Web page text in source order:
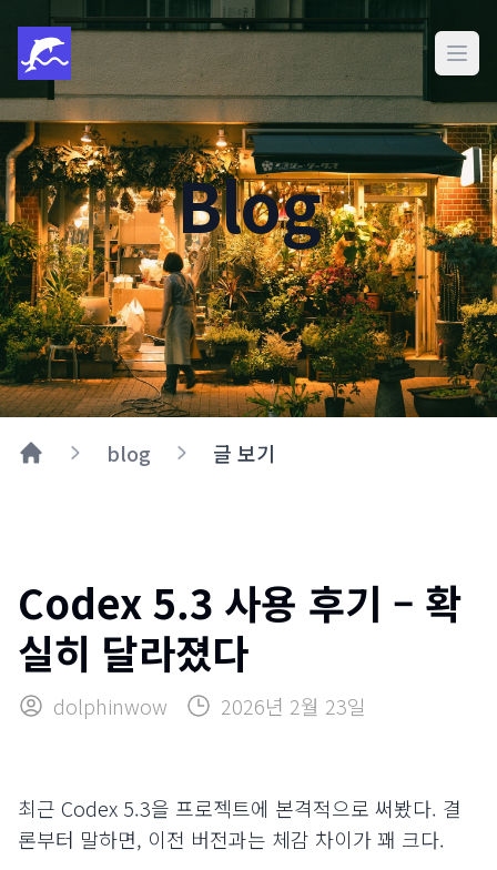
메
Blog
blog 글 보기
Codex 5.3 사용 후기 – 확
실히 달라졌다
dolphinwow 2026년 2월 23일
최근 Codex 5.3을 프로젝트에 본격적으로 써봤다. 결
론부터 말하면, 이전 버전과는 체감 차이가 꽤 크다.